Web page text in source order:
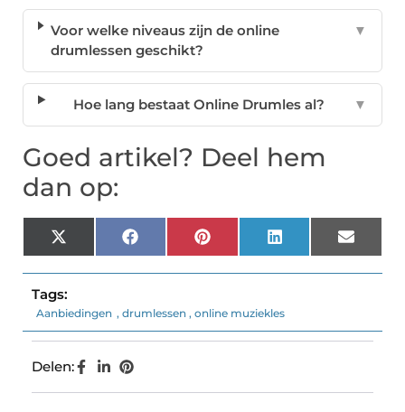
Voor welke niveaus zijn de online
drumlessen geschikt?
▼
Hoe lang bestaat Online Drumles al? ▼
Goed artikel? Deel hem
dan op:
X
(Twitter)
FacebookPinterest LinkedIn Email
Tags:
Aanbiedingen , drumlessen , online muziekles
Delen: